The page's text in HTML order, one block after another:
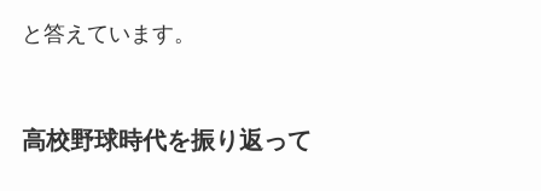
と答えています。
高校野球時代を振り返って